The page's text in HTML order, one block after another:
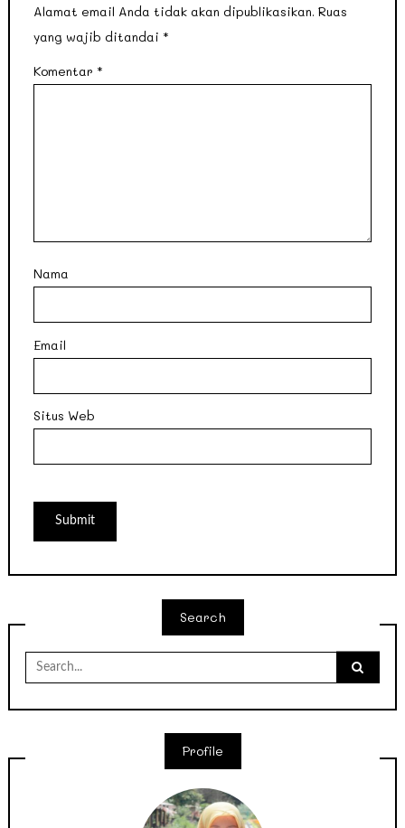
Alamat email Anda tidak akan dipublikasikan. Ruas
yang wajib ditandai *
Komentar *
Nama
Email
Situs Web
Search
Search
for:
Profile